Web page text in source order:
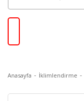
Anasayfa İklimlendirme